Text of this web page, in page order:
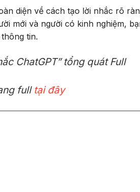
diện về cách tạo lời nhắc rõ
mới và người có kinh nghiệm,
tin.
ChatGPT” tổng quát Full
full tại đây